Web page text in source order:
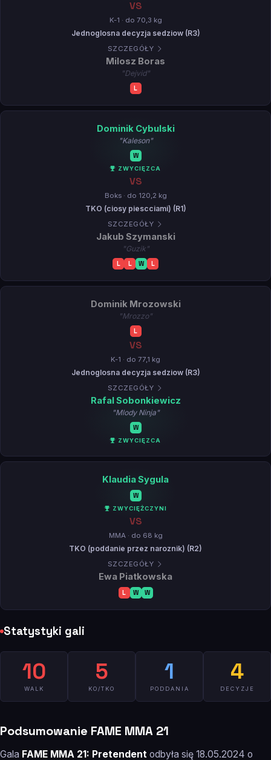
VS
K-1 · do 70,3 kg
Jednoglosna decyzja sedziow (R3)
SZCZEGÓŁY
Milosz Boras
"Dejvid"
L
Dominik Cybulski
"Kaleson"
W
ZWYCIĘZCA
VS
Boks · do 120,2 kg
TKO (ciosy piescciami) (R1)
SZCZEGÓŁY
Jakub Szymanski
"Guzik"
L L W L
Dominik Mrozowski
"Mrozzo"
L
VS
K-1 · do 77,1 kg
Jednoglosna decyzja sedziow (R3)
SZCZEGÓŁY
Rafal Sobonkiewicz
"Mlody Ninja"
W
ZWYCIĘZCA
Klaudia Sygula
W
ZWYCIĘŻCZYNI
VS
MMA · do 68 kg
TKO (poddanie przez naroznik) (R2)
SZCZEGÓŁY
Ewa Piatkowska
L W W
Statystyki gali
10
WALK
5
KO/TKO
1
PODDANIA
4
DECYZJE
Podsumowanie FAME MMA 21
Gala FAME MMA 21: Pretendent odbyła się 18.05.2024 o